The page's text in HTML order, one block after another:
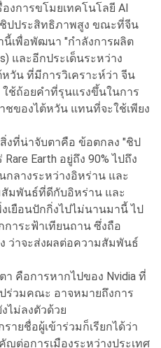
งการขโมยเทคโนโลยี AI
ปประสิทธิภาพสูง ขณะที่จีน
นี้เพื่อพัฒนา "กำลังการผลิต
และอีกประเด็นระหว่าง
วัน ที่มีการวิเคราะห์ว่า จีน
ช้ถ้อยคำที่รุนแรงขึ้นในการ
ชของไต้หวัน แทนที่จะใช้เพียง
งที่น่าจับตาคือ ข้อตกลง "ชิป
Earth อยู่ถึง 90% ไปถึง
ลางระหว่างอิหร่าน และ
มพันธ์ที่ดีกับอิหร่าน และ
เยือนปักกิ่งไปไม่นานมานี้ ไป
าระฟ้าเทียนถาน ซึ่งถือ
ว่าจะส่งผลต่อความสัมพันธ์
า คือการหากไปของ Nvidia ที่
ปร่วมคณะ อาจหมายถึงการ
ไม่ลงตัวด้วย
ายชื่อผู้เข้าร่วมก็เรียกได้ว่า
ต่อการเมืองระหว่างประเทศ